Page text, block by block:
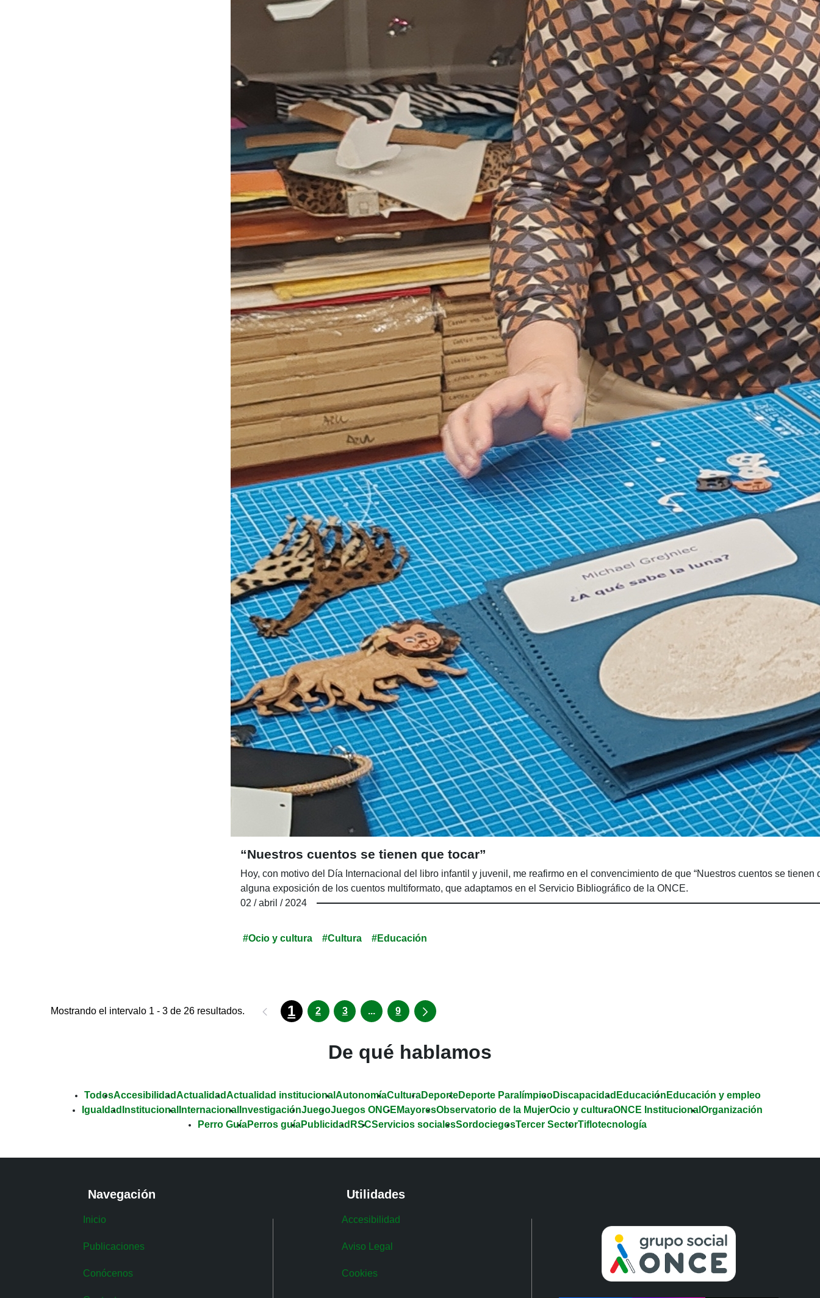
“Nuestros cuentos se tienen que tocar”
Hoy, con motivo del Día Internacional del libro infantil y juvenil, me reafirmo en el convencimiento de que “Nuestros cuentos se
alguna exposición de los cuentos multiformato, que adaptamos en el Servicio Bibliográfico de la ONCE.
02 / abril / 2024
#Ocio y cultura #Cultura #Educación
Mostrando el intervalo 1 - 3 de 26 resultados. 1 2 3 ... Páginas intermedias Use TAB para desplazarse.
9
De qué hablamos
TodosAccesibilidadActualidadActualidad institucional AutonomíaCulturaDeporteDeporte ParalímpicoDiscapacidad Educación Educación y empleo
Igualdad Institucional Internacional InvestigaciónJuegoJuegos ONCE MayoresObservatorio de la MujerOcio y culturaONCE Institucional Organización
Perro GuíaPerros guíaPublicidad RSCServicios socialesSordociegosTercer SectorTiflotecnología
Navegación
Inicio
Publicaciones
Conócenos
Utilidades
Accesibilidad
Aviso Legal
Cookies